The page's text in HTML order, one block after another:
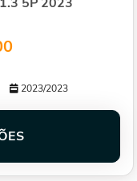
2023/2023